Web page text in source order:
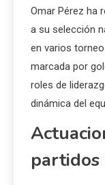
Omar Pérez ha
a su selección
en varios
marcada por
roles de
dinámica del
partidos